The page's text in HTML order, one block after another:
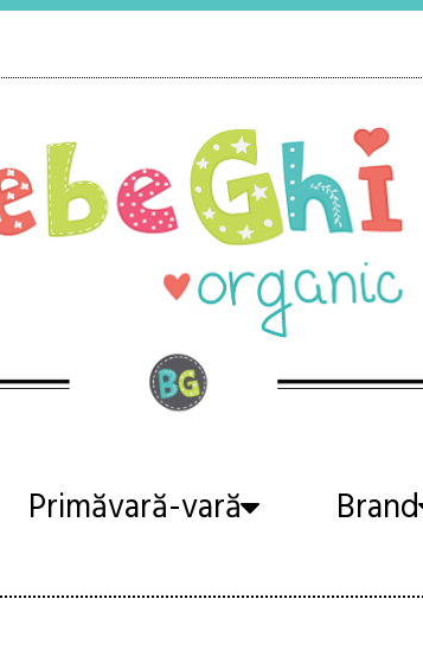
Primăvară-vară Brand